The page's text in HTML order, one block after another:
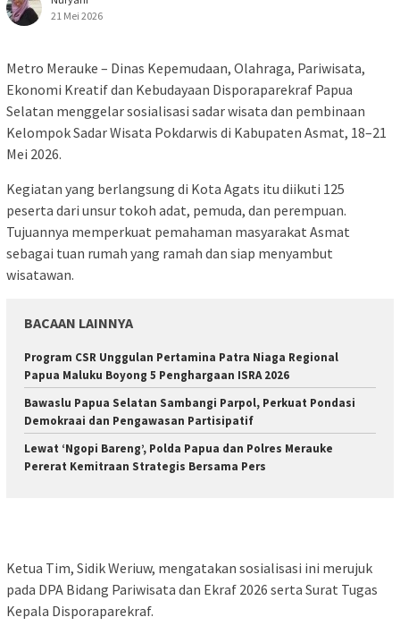
21 Mei 2026
Metro Merauke – Dinas Kepemudaan, Olahraga, Pariwisata,
Ekonomi Kreatif dan Kebudayaan Disporaparekraf Papua
Selatan menggelar sosialisasi sadar wisata dan pembinaan
Kelompok Sadar Wisata Pokdarwis di Kabupaten Asmat, 18–21
Mei 2026.
Kegiatan yang berlangsung di Kota Agats itu diikuti 125
peserta dari unsur tokoh adat, pemuda, dan perempuan.
Tujuannya memperkuat pemahaman masyarakat Asmat
sebagai tuan rumah yang ramah dan siap menyambut
wisatawan.
BACAAN LAINNYA
Program CSR Unggulan Pertamina Patra Niaga Regional
Papua Maluku Boyong 5 Penghargaan ISRA 2026
Bawaslu Papua Selatan Sambangi Parpol, Perkuat Pondasi
Demokraai dan Pengawasan Partisipatif
Lewat ‘Ngopi Bareng’, Polda Papua dan Polres Merauke
Pererat Kemitraan Strategis Bersama Pers
Ketua Tim, Sidik Weriuw, mengatakan sosialisasi ini merujuk
pada DPA Bidang Pariwisata dan Ekraf 2026 serta Surat Tugas
Kepala Disporaparekraf.